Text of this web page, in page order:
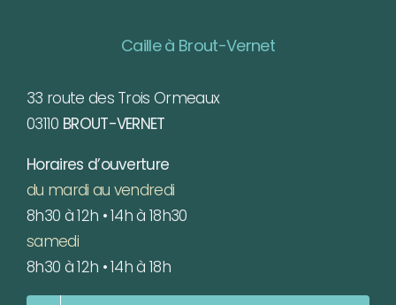
Caille à Brout-Vernet
33 route des Trois Ormeaux
03110 BROUT-VERNET
Horaires d’ouverture
du mardi au vendredi
8h30 à 12h • 14h à 18h30
samedi
8h30 à 12h • 14h à 18h